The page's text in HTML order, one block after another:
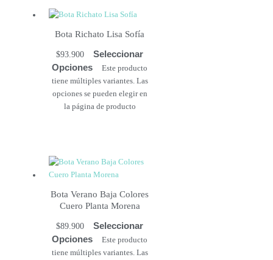
Bota Richato Lisa Sofía
$93.900
Seleccionar
Opciones
Este producto
tiene múltiples variantes. Las
opciones se pueden elegir en
la página de producto
Bota Verano Baja Colores
Cuero Planta Morena
$89.900
Seleccionar
Opciones
Este producto
tiene múltiples variantes. Las